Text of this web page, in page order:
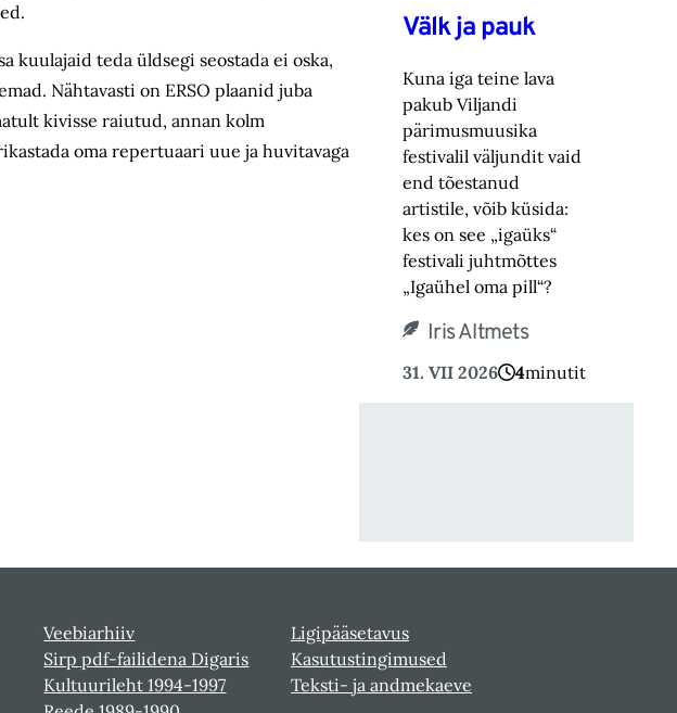
kuulajaid teda üldsegi seostada ei oska,
Nähtavasti on ERSO plaanid juba
kivisse raiutud, annan kolm
oma repertuaari uue ja huvitavaga
Välk ja pauk
Kuna iga teine lava
pakub Viljandi
pärimusmuusika
festivalil väljundit vaid
end tõestanud
artistile, võib küsida:
kes on see „igaüks“
festivali juhtmõttes
„Igaühel oma pill“?
Iris Altmets
31. VII 2026 4minutit
Veebiarhiiv
Sirp pdf-failidena Digaris
Kultuurileht 1994-1997
Ligipääsetavus
Kasutustingimused
Teksti- ja andmekaeve